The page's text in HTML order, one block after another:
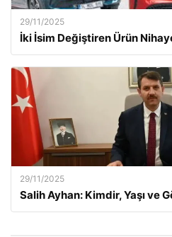
29/11/2025
İki İsim Değiştiren Ürün
29/11/2025
Salih Ayhan: Kimdir, Yaşı ve